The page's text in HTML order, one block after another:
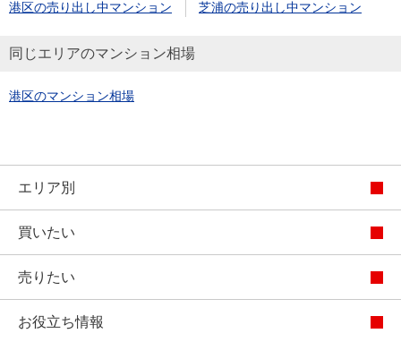
港区の売り出し中マンション 芝浦の売り出し中マンション
同じエリアのマンション相場
港区のマンション相場
エリア別
買いたい
売りたい
お役立ち情報